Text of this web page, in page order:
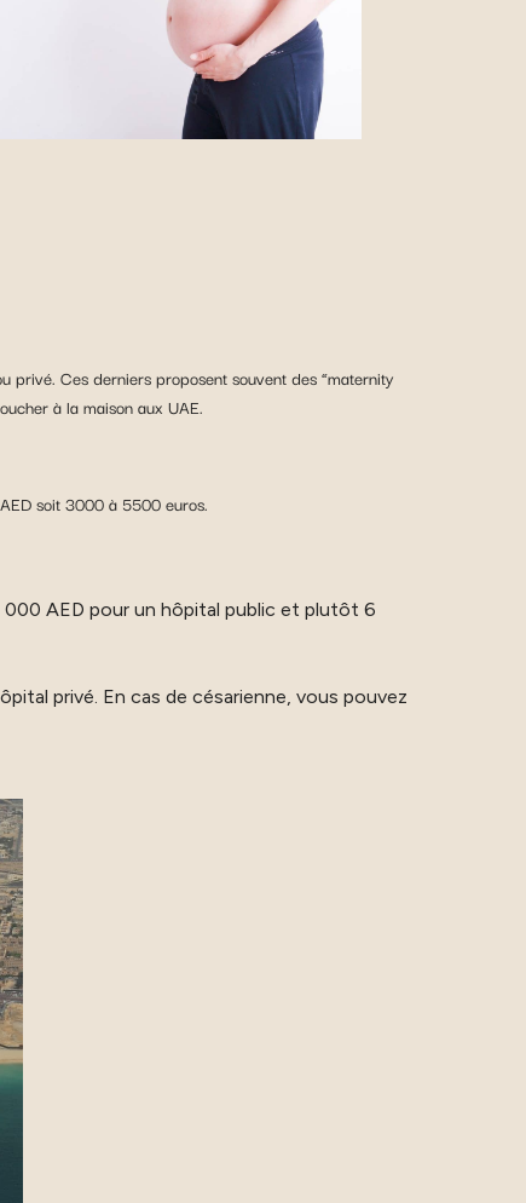
privé. Ces derniers proposent souvent des “maternity
à la maison aux UAE.
soit 3000 à 5500 euros.
AED pour un hôpital public et plutôt 6
privé. En cas de césarienne, vous pouvez